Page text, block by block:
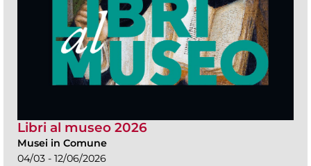
Libri al museo 2026
Musei in Comune
04/03 - 12/06/2026